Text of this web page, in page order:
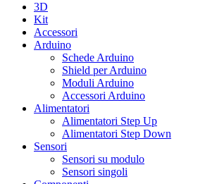
3D
Kit
Accessori
Arduino
Schede Arduino
Shield per Arduino
Moduli Arduino
Accessori Arduino
Alimentatori
Alimentatori Step Up
Alimentatori Step Down
Sensori
Sensori su modulo
Sensori singoli